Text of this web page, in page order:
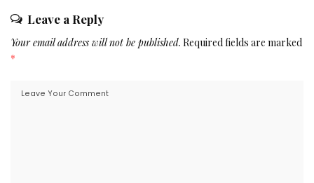
Leave a Reply
Your email address will not be published. Required fields are marked
*